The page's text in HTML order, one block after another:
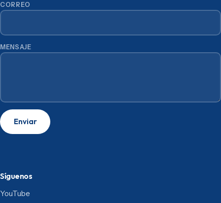
CORREO
MENSAJE
Enviar
Síguenos
YouTube